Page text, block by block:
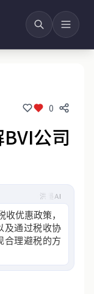
0
公司
洪墨AI
优惠政策，
及通过税收协
合理避税的方